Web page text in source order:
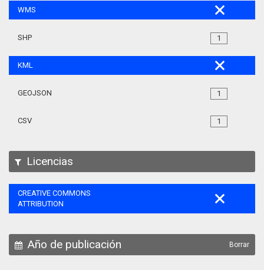
WMS
1
SHP
KML
1
GEOJSON
1
CSV
Licencias
CREATIVE COMMONS
ATTRIBUTION
Año de publicación Borrar